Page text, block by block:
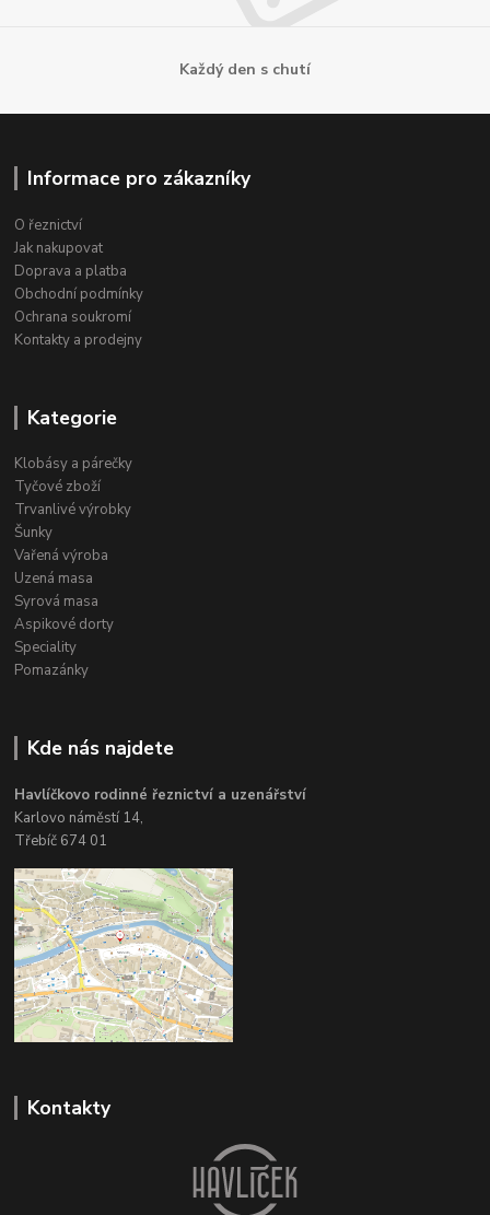
Každý den s chutí
Informace pro zákazníky
O řeznictví
Jak nakupovat
Doprava a platba
Obchodní podmínky
Ochrana soukromí
Kontakty a prodejny
Kategorie
Klobásy a párečky
Tyčové zboží
Trvanlivé výrobky
Šunky
Vařená výroba
Uzená masa
Syrová masa
Aspikové dorty
Speciality
Pomazánky
Kde nás najdete
Havlíčkovo rodinné řeznictví a uzenářství
Karlovo náměstí 14,
Třebíč 674 01
Kontakty